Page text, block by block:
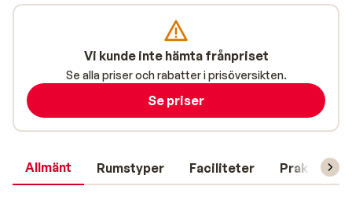
Allmänt Rumstyper Faciliteter Praktisk
Vi kunde inte hämta frånpriset
Se alla priser och rabatter i prisöversikten.
Se priser